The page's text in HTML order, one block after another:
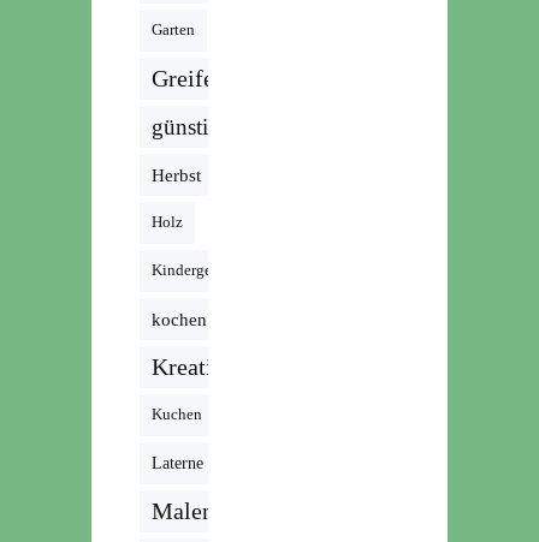
Garten
Greifen
günstig
Herbst
Holz
Kindergeburtstag
kochen
Kreativ
Kuchen
Laterne
Malen